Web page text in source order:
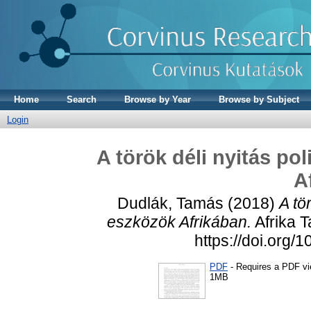
Home Search Browse by Year
Browse by Subject
Login
A török déli nyitás
Dudlák, Tamás (2018)A
eszközök Afrikában. Afrika
https://doi.org/
PDF - Requires a PDF
1MB